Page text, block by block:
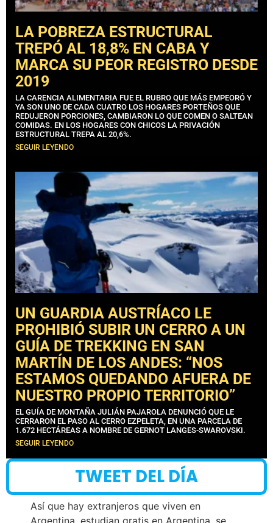
LA POBREZA ESTRUCTURAL
TREPÓ AL 18,8% EN CABA Y
MARCA SU PEOR REGISTRO DESDE
2019
LA CARENCIA ALIMENTARIA FUE EL RUBRO QUE MÁS EMPEORÓ Y
YA SON UNO DE CADA CUATRO LOS HOGARES PORTEÑOS QUE
REDUJERON PORCIONES, CAMBIARON LO QUE COMEN O SALTEAN
COMIDAS. EN LOS HOGARES CON CHICOS LA PRIVACIÓN
ESTRUCTURAL TREPA AL 20,6%.
SEGUIR LEYENDO
UN GUARDIA AUSTRÍACO LE
PROHIBIÓ SUBIR UN CERRO A UN
GUÍA DE TREKKING EN SAN
MARTÍN DE LOS ANDES: “NOS
ESTAMOS QUEDANDO AFUERA DE
NUESTRO PROPIO TERRITORIO”
EL GUÍA DE MONTAÑA JULIÁN PAJAROLA DENUNCIÓ QUE LE
CERRARON EL PASO AL CERRO EZPELETA, EN UNA PARCELA DE
1.672 HECTÁREAS A NOMBRE DE GERNOT LANGES-SWAROVSKI.
SEGUIR LEYENDO
TWEET DEL DÍA
Así que hay extranjeros que viven en